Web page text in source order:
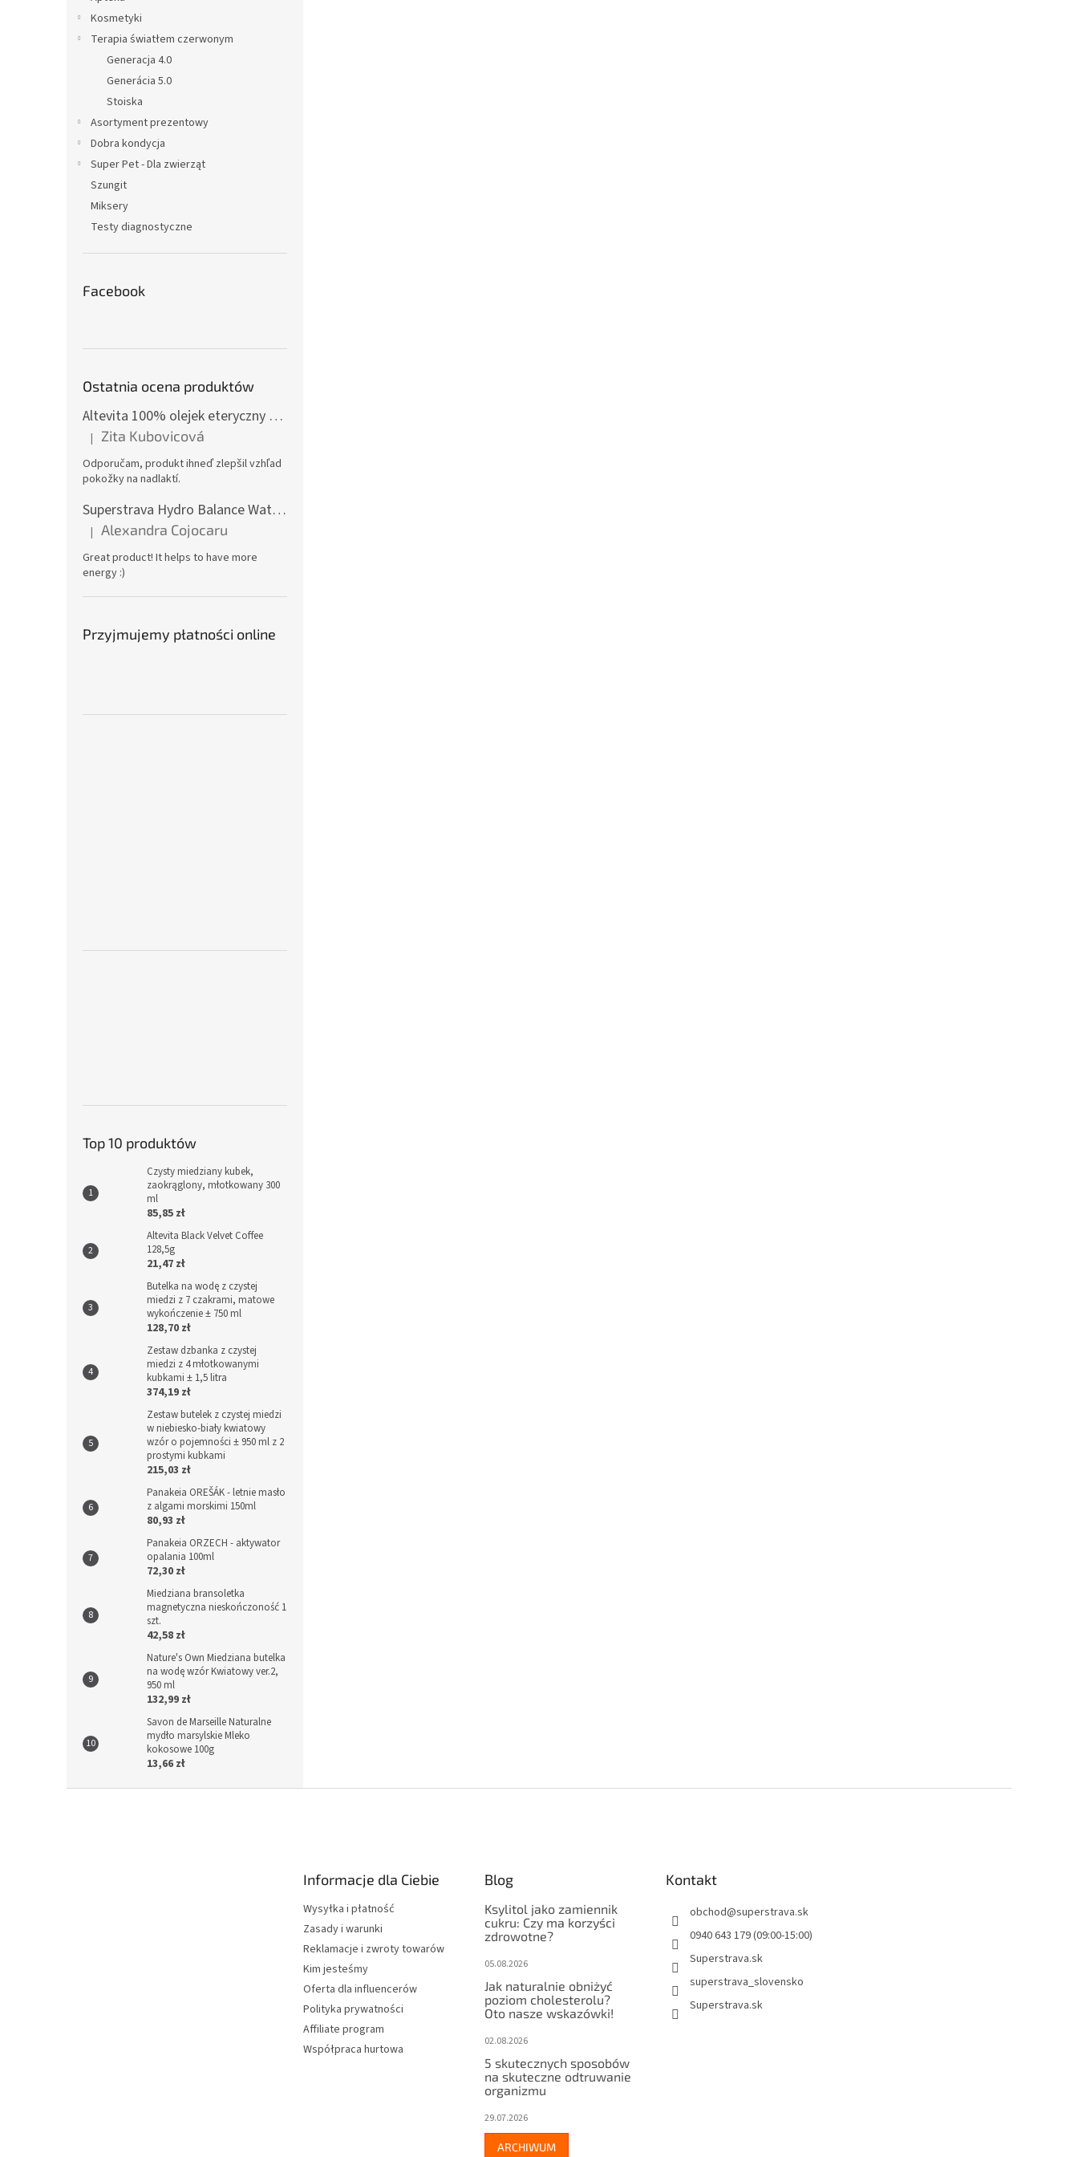
Kosmetyki
Terapia światłem czerwonym
Generacja 4.0
Generácia 5.0
Stoiska
Asortyment prezentowy
Dobra kondycja
Super Pet - Dla zwierząt
Szungit
Miksery
Testy diagnostyczne
Facebook
Ostatnia ocena produktów
Altevita 100% olejek eteryczny KAMFORA – Olejek pozytywnej energii 10ml
Ocena produktu to 5 na 5 gwiazdek.
| Zita Kubovicová
Odporučam, produkt ihneď zlepšil vzhľad
pokožky na nadlaktí.
Superstrava Hydro Balance Watermelon electrolytes Box 30 x 4,7g
Ocena produktu to 5 na 5 gwiazdek.
| Alexandra Cojocaru
Great product! It helps to have more
energy :)
Przyjmujemy płatności online
Top 10 produktów
Czysty miedziany kubek,
zaokrąglony, młotkowany 300
ml
85,85 zł
Altevita Black Velvet Coffee
128,5g
21,47 zł
Butelka na wodę z czystej
miedzi z 7 czakrami, matowe
wykończenie ± 750 ml
128,70 zł
Zestaw dzbanka z czystej
miedzi z 4 młotkowanymi
kubkami ± 1,5 litra
374,19 zł
Zestaw butelek z czystej miedzi
w niebiesko-biały kwiatowy
wzór o pojemności ± 950 ml z 2
prostymi kubkami
215,03 zł
Panakeia OREŠÁK - letnie masło
z algami morskimi 150ml
80,93 zł
Panakeia ORZECH - aktywator
opalania 100ml
72,30 zł
Miedziana bransoletka
magnetyczna nieskończoność 1
szt.
42,58 zł
Nature's Own Miedziana butelka
na wodę wzór Kwiatowy ver.2,
950 ml
132,99 zł
Savon de Marseille Naturalne
mydło marsylskie Mleko
kokosowe 100g
13,66 zł
Informacje dla Ciebie
Wysyłka i płatność
Zasady i warunki
Reklamacje i zwroty towarów
Kim jesteśmy
Oferta dla influencerów
Polityka prywatności
Affiliate program
Współpraca hurtowa
Blog
Ksylitol jako zamiennik
cukru: Czy ma korzyści
zdrowotne?
05.08.2026
Jak naturalnie obniżyć
poziom cholesterolu?
Oto nasze wskazówki!
02.08.2026
5 skutecznych sposobów
na skuteczne odtruwanie
organizmu
29.07.2026
ARCHIWUM
Kontakt
obchod@superstrava.sk
0940 643 179 (09:00-15:00)
Superstrava.sk
superstrava_slovensko
Superstrava.sk